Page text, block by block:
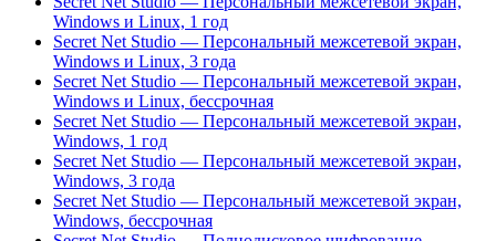
Windows и Linux, 1 год
Secret Net Studio — Персональный межсетевой экран,
Windows и Linux, 3 года
Secret Net Studio — Персональный межсетевой экран,
Windows и Linux, бессрочная
Secret Net Studio — Персональный межсетевой экран,
Windows, 1 год
Secret Net Studio — Персональный межсетевой экран,
Windows, 3 года
Secret Net Studio — Персональный межсетевой экран,
Windows, бессрочная